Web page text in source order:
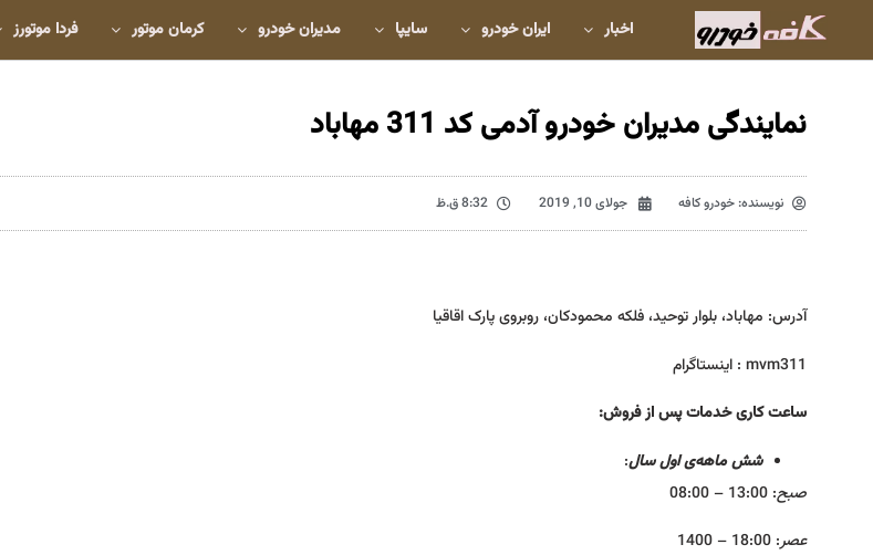
اخبار ایران خودرو سایپا مدیران خودرو کرمان موتور فردا موتورز
نمایندگی مدیران خودرو آدمی کد 311 مهاباد
نویسنده: خودرو کافه جولای 10, 2019 8:32 ق.ظ
آدرس: مهاباد، بلوار توحید، فلکه محمودکان، روبروی پارک اقاقیا
mvm311 : اینستا‌گرام
ساعت کاریخدمات پس از فروش:
شش ماهه‌ی اول سال:
صبح: 13:00 – 08:00
عصر: 18:00 – 1400